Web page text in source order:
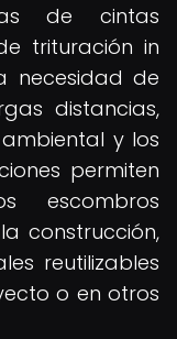
de cintas
trituración in
necesidad de
distancias,
y los
permiten
escombros
construcción,
reutilizables
o en otros